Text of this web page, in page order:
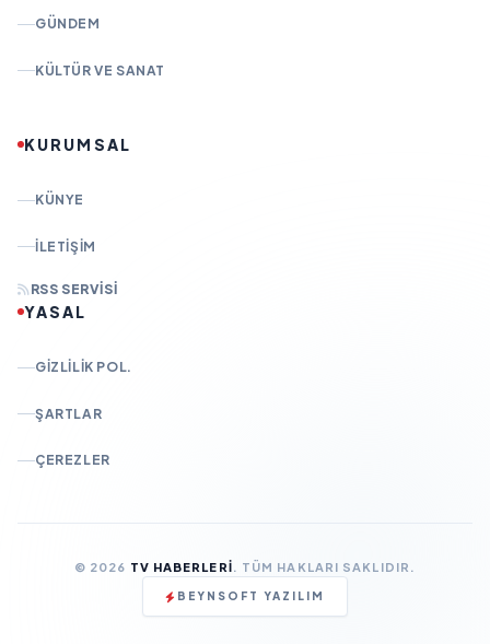
GÜNDEM
KÜLTÜR VE SANAT
KURUMSAL
KÜNYE
İLETIŞIM
RSS SERVISI
YASAL
GIZLILIK POL.
ŞARTLAR
ÇEREZLER
© 2026 TV HABERLERI. TÜM HAKLARI SAKLIDIR.
BEYNSOFT YAZILIM